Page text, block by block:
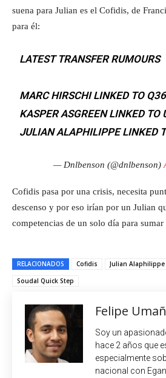
suena para Julian es el Cofidis, de
para él:
LATEST TRANSFER RUMOURS
MARC HIRSCHI LINKED TO
KASPER ASGREEN LINKED TO
JULIAN ALAPHILIPPE LINKED
— Dnlbenson (@dnlbenson)
Cofidis pasa por una crisis, necesita
descenso y por eso irían por un Julian
competencias de un solo día para sumar
RELACIONADOS Cofidis Julian Alaphilippe
Soudal Quick Step
Felipe
Soy un
hace 2 años que
especialmente
nacional con